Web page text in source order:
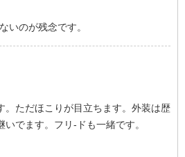
いのが残念です。
。ただほこりが目立ちます。外装は歴
でます。フリ-ドも一緒です。